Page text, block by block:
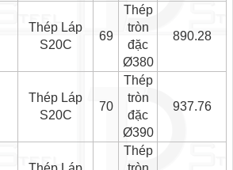
Thép Láp
S20C
69
Thép
tròn
đặc
Ø380
890.28
Thép Láp
S20C
70
Thép
tròn
đặc
Ø390
937.76
Thép